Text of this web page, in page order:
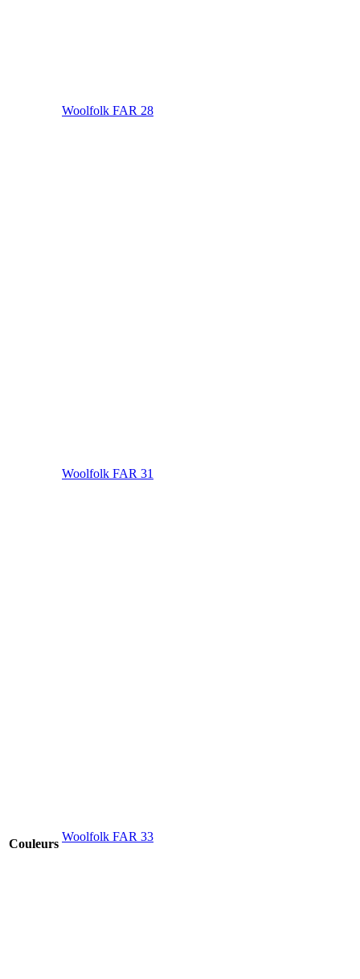
Couleurs
Woolfolk FAR 28
Woolfolk FAR 31
Woolfolk FAR 33